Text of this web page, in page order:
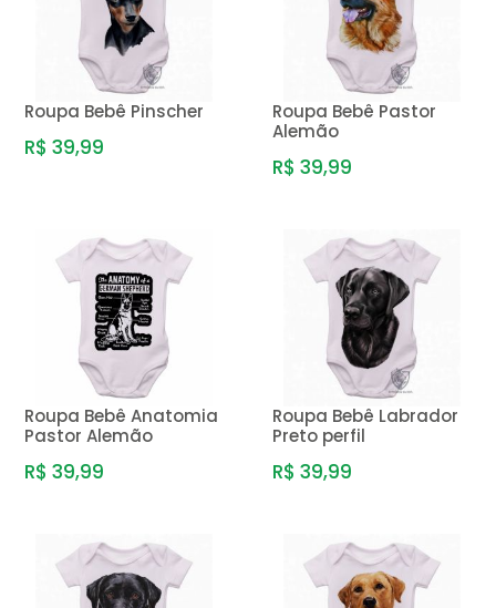
Roupa Bebê Pinscher
R$ 39,99
Roupa Bebê Pastor
Alemão
R$ 39,99
Roupa Bebê Anatomia
Pastor Alemão
R$ 39,99
Roupa Bebê Labrador
Preto perfil
R$ 39,99